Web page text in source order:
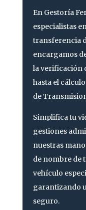
En Gestoría
especialistas
transferencia
encargamos
la verificación
hasta el
de
Simplifica tu
gestiones
nuestras
de nombre de
vehículo
garantizando
seguro.